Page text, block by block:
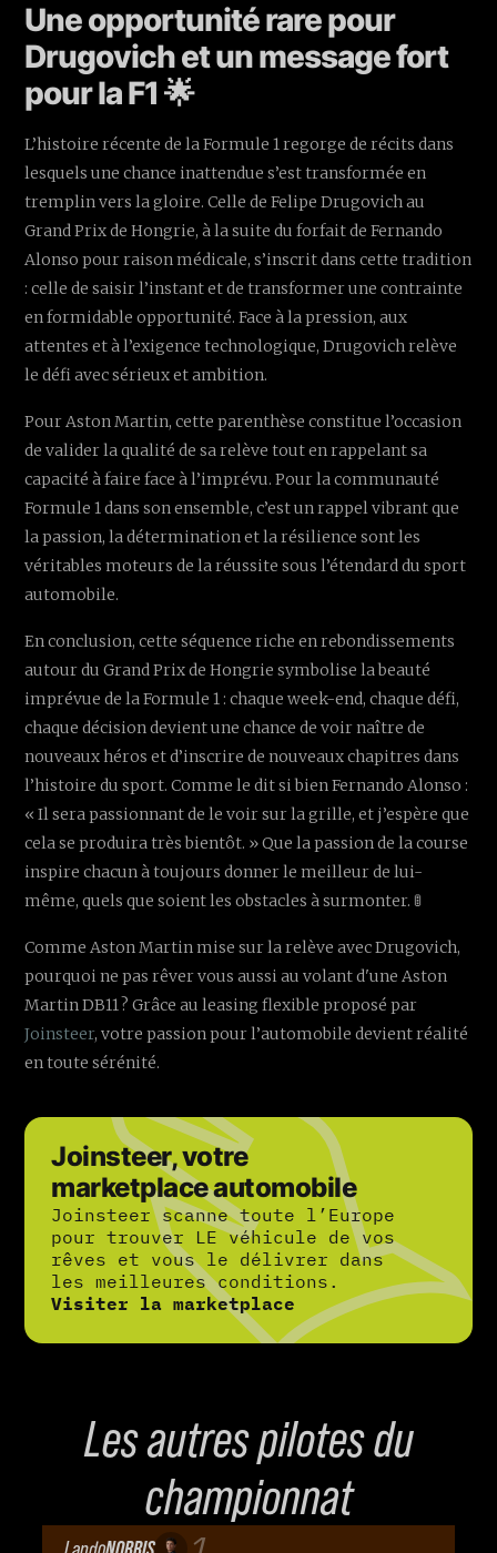
Une opportunité rare pour
Drugovich et un message fort
pour la F1 🌟
L’histoire récente de la Formule 1 regorge de récits dans
lesquels une chance inattendue s’est transformée en
tremplin vers la gloire. Celle de Felipe Drugovich au
Grand Prix de Hongrie, à la suite du forfait de Fernando
Alonso pour raison médicale, s’inscrit dans cette tradition
: celle de saisir l’instant et de transformer une contrainte
en formidable opportunité. Face à la pression, aux
attentes et à l’exigence technologique, Drugovich relève
le défi avec sérieux et ambition.
Pour Aston Martin, cette parenthèse constitue l’occasion
de valider la qualité de sa relève tout en rappelant sa
capacité à faire face à l’imprévu. Pour la communauté
Formule 1 dans son ensemble, c’est un rappel vibrant que
la passion, la détermination et la résilience sont les
véritables moteurs de la réussite sous l’étendard du sport
automobile.
En conclusion, cette séquence riche en rebondissements
autour du Grand Prix de Hongrie symbolise la beauté
imprévue de la Formule 1 : chaque week-end, chaque défi,
chaque décision devient une chance de voir naître de
nouveaux héros et d’inscrire de nouveaux chapitres dans
l’histoire du sport. Comme le dit si bien Fernando Alonso :
« Il sera passionnant de le voir sur la grille, et j’espère que
cela se produira très bientôt. » Que la passion de la course
inspire chacun à toujours donner le meilleur de lui-
même, quels que soient les obstacles à surmonter. 🚦
Comme Aston Martin mise sur la relève avec Drugovich,
pourquoi ne pas rêver vous aussi au volant d'une Aston
Martin DB11 ? Grâce au leasing flexible proposé par
Joinsteer, votre passion pour l’automobile devient réalité
en toute sérénité.
Joinsteer, votre
marketplace automobile
Joinsteer scanne toute l’Europe
pour trouver LE véhicule de vos
rêves et vous le délivrer dans
les meilleures conditions.
Visiter la marketplace
Les autres pilotes du
championnat